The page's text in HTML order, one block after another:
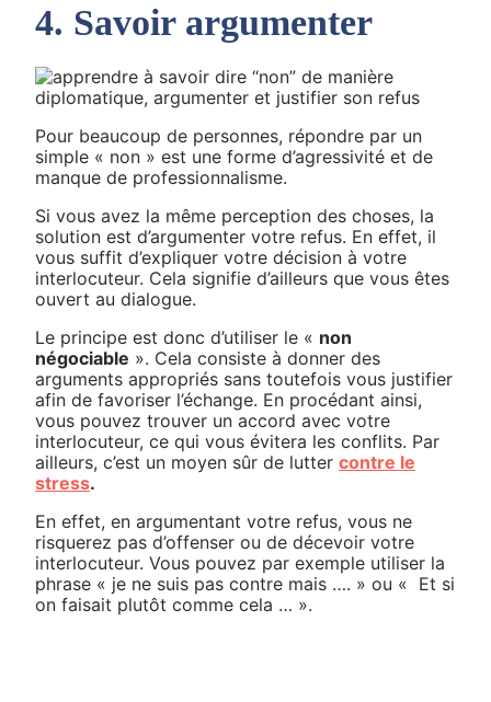
4. Savoir argumenter
Pour beaucoup de personnes, répondre par un
simple « non » est une forme d’agressivité et de
manque de professionnalisme.
Si vous avez la même perception des choses, la
solution est d’argumenter votre refus. En effet, il
vous suffit d’expliquer votre décision à votre
interlocuteur. Cela signifie d’ailleurs que vous êtes
ouvert au dialogue.
Le principe est donc d’utiliser le « non
négociable ». Cela consiste à donner des
arguments appropriés sans toutefois vous justifier
afin de favoriser l’échange. En procédant ainsi,
vous pouvez trouver un accord avec votre
interlocuteur, ce qui vous évitera les conflits. Par
ailleurs, c’est un moyen sûr de lutter contre le
stress.
En effet, en argumentant votre refus, vous ne
risquerez pas d’offenser ou de décevoir votre
interlocuteur. Vous pouvez par exemple utiliser la
phrase « je ne suis pas contre mais …. » ou « Et si
on faisait plutôt comme cela … ».